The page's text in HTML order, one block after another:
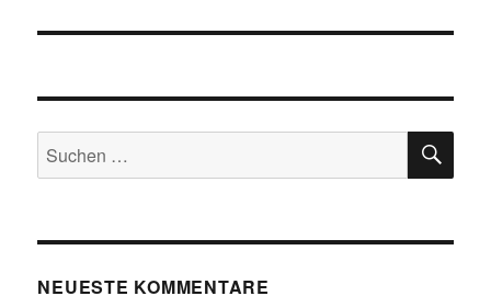
Suchen
nach:
NEUESTE KOMMENTARE